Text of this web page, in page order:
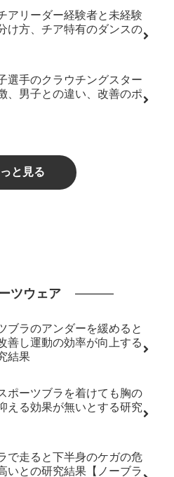
アリーダー経験者と未経験
け方、チア特有のダンスの
選手のクラウチングスター
、男子との違い、改善のポ
と見る
ツウェア
ブラのアンダーを緩めると
善し運動の効率が向上する
結果
ポーツブラを着けても胸の
える効果が無いとする研究
で走ると下半身のケガの危
いとの研究結果【ノーブラ